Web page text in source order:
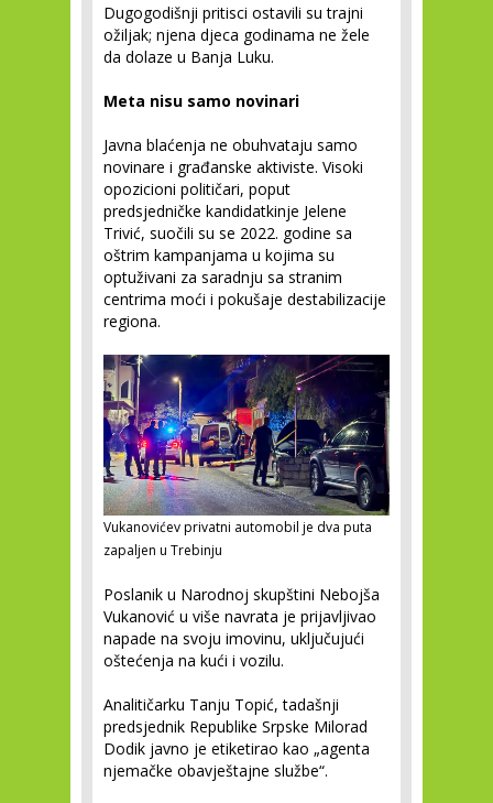
Dugogodišnji pritisci ostavili su trajni
ožiljak; njena djeca godinama ne žele
da dolaze u Banja Luku.
Meta nisu samo novinari
Javna blaćenja ne obuhvataju samo
novinare i građanske aktiviste. Visoki
opozicioni političari, poput
predsjedničke kandidatkinje Jelene
Trivić, suočili su se 2022. godine sa
oštrim kampanjama u kojima su
optuživani za saradnju sa stranim
centrima moći i pokušaje destabilizacije
regiona.
Vukanovićev privatni automobil je dva puta
zapaljen u Trebinju
Poslanik u Narodnoj skupštini Nebojša
Vukanović u više navrata je prijavljivao
napade na svoju imovinu, uključujući
oštećenja na kući i vozilu.
Analitičarku Tanju Topić, tadašnji
predsjednik Republike Srpske Milorad
Dodik javno je etiketirao kao „agenta
njemačke obavještajne službe“.